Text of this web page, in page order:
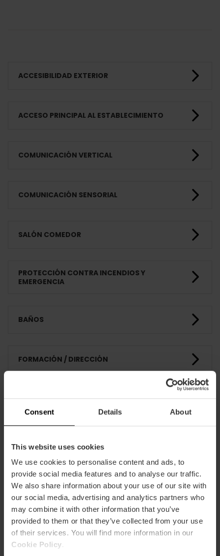
Consent Details About
This website uses cookies
We use cookies to personalise content and ads, to
provide social media features and to analyse our traffic.
We also share information about your use of our site with
our social media, advertising and analytics partners who
may combine it with other information that you’ve
provided to them or that they’ve collected from your use
of their services. You will find more information in our
Cookie Policy
ACCESIBILIDAD EXTERIOR
ACCESO PRINCIPAL AL ESTABLECIMIENTO
COMUNICACIÓN VERTICAL
COMUNICACIÓN SENSORIAL
SALÓN COMEDOR
PROTECCIÓN CONTRA INCENDIOS Y
EMERGENCIA
BAÑOS
FORMACIÓN / DIRECCIÓN
CLIENTES
Cómo llegar